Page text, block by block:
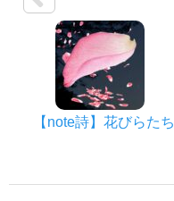
【note詩】花びらたち